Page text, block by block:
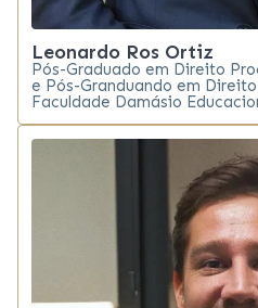
Leonardo Ros Ortiz
Pós-Graduado em Direito
e Pós-Granduando em
Faculdade Damásio